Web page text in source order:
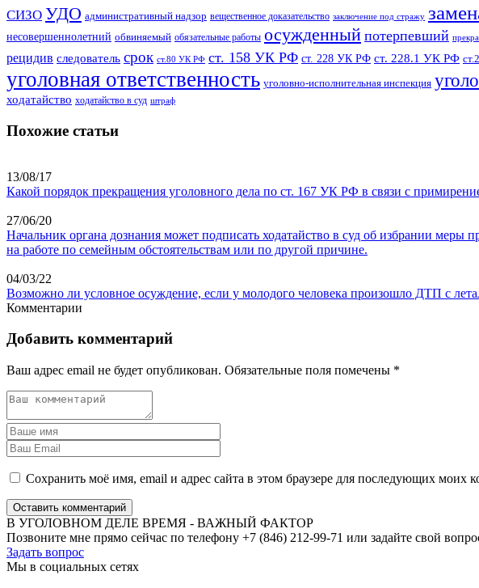
СИЗО УДО административный надзор вещественное доказательство заключение под стражу
несовершеннолетний обвиняемый обязательные работы осужденный потерпевший
рецидив следователь срок ст.80 УК РФ ст. 158 УК РФ ст. 228 УК РФ ст. 228.1 УК РФ
уголовная ответственность уголовно-исполнительная инспекция
ходатайство ходатайство в суд штраф
Похожие статьи
13/08/17
Какой порядок прекращения уголовного дела по ст. 167 УК РФ в связи с
27/06/20
Начальник органа дознания может подписать ходатайство в суд об избрании меры
на работе по семейным обстоятельствам или по другой причине.
04/03/22
Возможно ли условное осуждение, если у молодого человека произошло ДТП с
Комментарии
Добавить комментарий
Ваш адрес email не будет опубликован. Обязательные поля помечены *
Сохранить моё имя, email и адрес сайта в этом браузере для последующих моих
Оставить комментарий
В УГОЛОВНОМ ДЕЛЕ ВРЕМЯ - ВАЖНЫЙ ФАКТОР
Позвоните мне прямо сейчас по телефону +7 (846) 212-99-71 или задайте свой
Задать вопрос
Мы в социальных сетях